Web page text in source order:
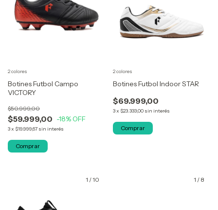
Botines Futbol Campo
VICTORY
$59.999,00
$50.999,00
-18% OFF
3x $19.999,67 sin interés
2 colores
Comprar
Botines Futbol Indoor STAR
$69.999,00
3x $23.333,00 sin interés
2 colores
Comprar
1 /10 1 / 8